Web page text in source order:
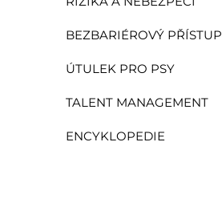
BEZBARIÉROVÝ PŘÍSTUP
ÚTULEK PRO PSY
TALENT MANAGEMENT
ENCYKLOPEDIE